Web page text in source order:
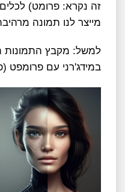
זה נקרא: פרומט) לכלים
מייצר לנו תמונה
במידג'רני עם פרומפט